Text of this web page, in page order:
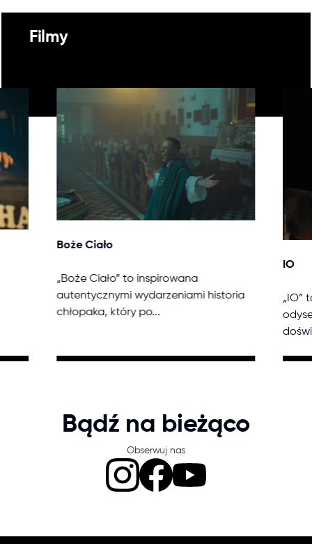
Filmy
Boże Ciało
„Boże Ciało” to inspirowana
autentycznymi wydarzeniami historia
chłopaka, który po...
IO
„IO”
Bądź na bieżąco
Obserwuj nas